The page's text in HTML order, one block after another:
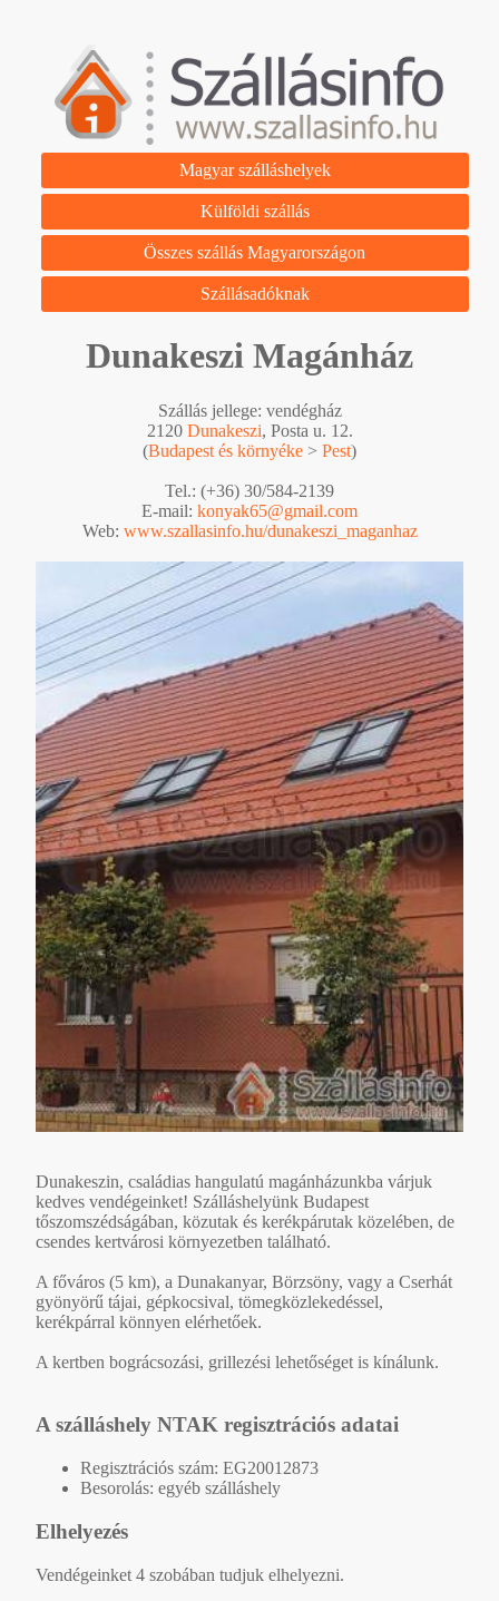
Magyar szálláshelyek
Külföldi szállás
Összes szállás Magyarországon
Szállásadóknak
Dunakeszi Magánház
Szállás jellege: vendégház
2120 Dunakeszi, Posta u. 12.
(Budapest és környéke > Pest)
Tel.: (+36) 30/584-2139
E-mail: konyak65@gmail.com
Web: www.szallasinfo.hu/dunakeszi_maganhaz
Dunakeszin, családias hangulatú magánházunkba várjuk
kedves vendégeinket! Szálláshelyünk Budapest
tőszomszédságában, közutak és kerékpárutak közelében, de
csendes kertvárosi környezetben található.
A főváros (5 km), a Dunakanyar, Börzsöny, vagy a Cserhát
gyönyörű tájai, gépkocsival, tömegközlekedéssel,
kerékpárral könnyen elérhetőek.
A kertben bográcsozási, grillezési lehetőséget is kínálunk.
A szálláshely NTAK regisztrációs adatai
Regisztrációs szám: EG20012873
Besorolás: egyéb szálláshely
Elhelyezés
Vendégeinket 4 szobában tudjuk elhelyezni.